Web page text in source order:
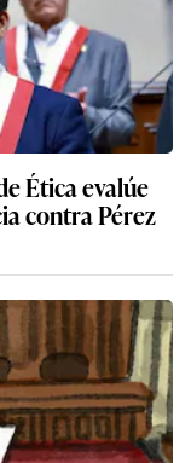
Ética evalúe
contra Pérez